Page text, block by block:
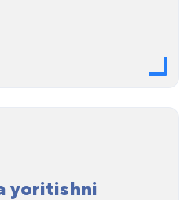
yoritishni